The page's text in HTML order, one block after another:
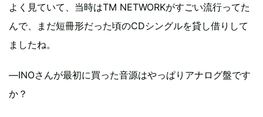
よく見ていて、当時はTM NETWORKがすごい流行ってた
んで、まだ短冊形だった頃のCDシングルを貸し借りして
ましたね。
―INOさんが最初に買った音源はやっぱりアナログ盤です
か？